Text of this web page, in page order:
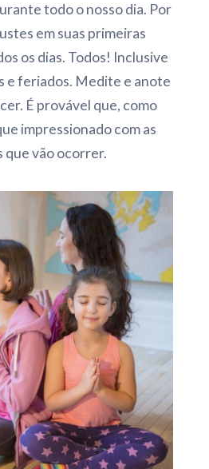
todo o nosso dia. Por
em suas primeiras
os dias. Todos! Inclusive
e feriados. Medite e anote
É provável que, como
impressionado com as
que vão ocorrer.